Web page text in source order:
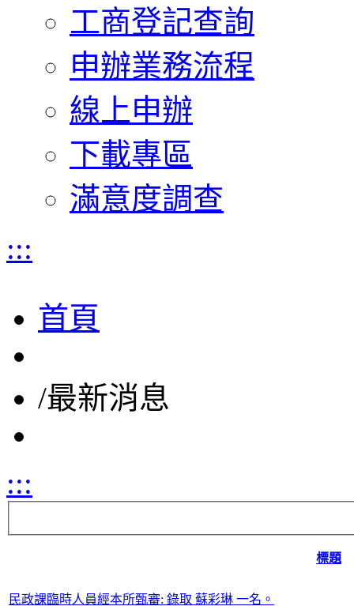
工商登記查詢
申辦業務流程
線上申辦
下載專區
滿意度調查
:::
首頁
/最新消息
:::
標題
民政課臨時人員經本所甄審: 錄取 蘇彩琳 一名。